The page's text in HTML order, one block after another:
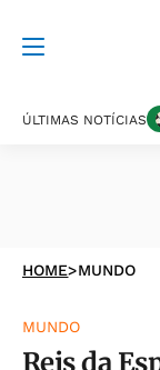
ÚLTIMAS NOTÍCIAS
HOME>MUNDO
MUNDO
Reis da